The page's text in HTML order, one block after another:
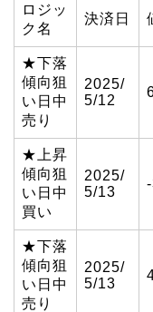
ロジッ
ク名
決済日
★下落
傾向狙
い日中
売り
2025/
5/12
★上昇
傾向狙
い日中
買い
2025/
5/13
★下落
傾向狙
い日中
売り
2025/
5/13